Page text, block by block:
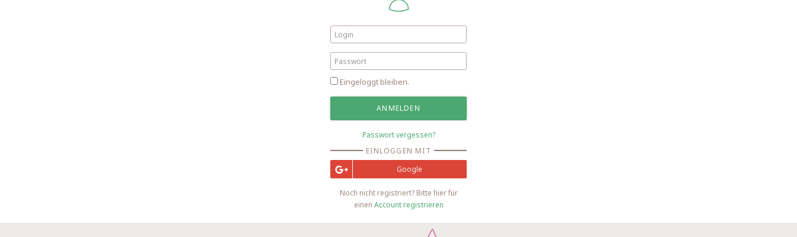
Eingeloggt bleiben.
Passwort vergessen?
EINLOGGEN MIT
Google
Noch nicht registriert? Bitte hier für
einen Account registrieren